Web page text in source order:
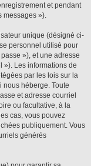
et pendant
messages »).
unique (désigné ci-
personnel utilisé pour
»), et une adresse
»). Les informations de
par les lois sur la
héberge. Toute
et adresse courriel
ou facultative, à la
cas, vous pouvez
publiquement. Vous
générés